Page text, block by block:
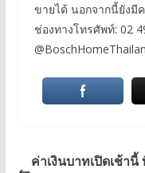
ขายได้ นอกจากนี้ยังมี
ช่องทางโทรศัพท์: 02
ค่าเงินบาทเปิดเช้า